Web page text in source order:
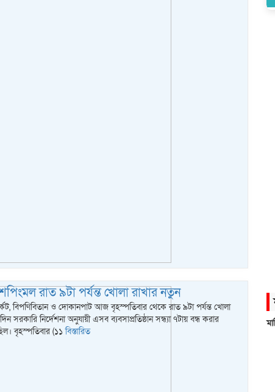
রাত ৯টা পর্যন্ত খোলা রাখার নতুন
বিপণিবিতান ও দোকানপাট আজ বৃহস্পতিবার থেকে রাত ৯টা পর্যন্ত খোলা
সরকারি নির্দেশনা অনুযায়ী এসব ব্যবসাপ্রতিষ্ঠান সন্ধ্যা ৭টায় বন্ধ করার
বৃহস্পতিবার (১১বিস্তারিত